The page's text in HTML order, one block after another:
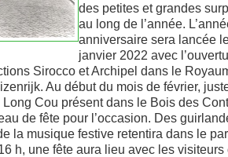
des petites et grandes
au long de l’année.
anniversaire sera lancée
janvier 2022 avec
Sirocco et Archipel dans le
Au début du mois de février,
Long Cou présent dans le Bois des
de fête pour l’occasion. Des
la musique festive retentira dans le
h, une fête aura lieu avec les visiteurs